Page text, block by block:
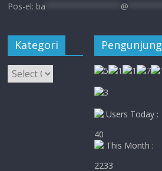
Pos-el: ba @
Kategori
Kategori
Pengunjung
Users Today :
40
This Month :
2233